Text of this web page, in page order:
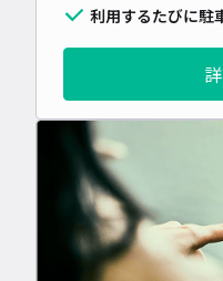
利用するたびに駐